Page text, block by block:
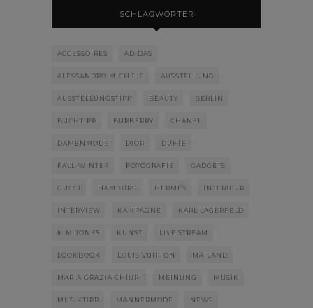
SCHLAGWÖRTER
ACCESSOIRES ADIDAS
ALESSANDRO MICHELE AUSSTELLUNG
AUSSTELLUNGSTIPP BEAUTY BERLIN
BUCHTIPP BURBERRY CHANEL
DAMENMODE DIOR DÜFTE
FALL-WINTER FOTOGRAFIE GADGETS
GUCCI HAMBURG HERMÈS INTERIEUR
INTERVIEW KAMPAGNE KARL LAGERFELD
KIM JONES KUNST LIVE STREAM
LOOKBOOK LOUIS VUITTON MAILAND
MARIA GRAZIA CHIURI MEINUNG MUSIK
MUSIKTIPP MÄNNERMODE NEWS